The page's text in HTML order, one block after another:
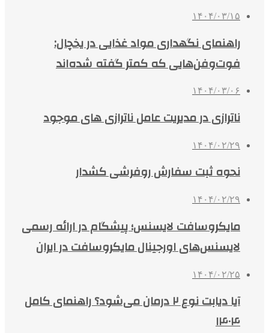
۱۴۰۴/۰۳/۱۵
راهنمای نگهداری مواد غذایی در یخچال:
فوت‌وفن‌هایی که کمتر گفته شده‌اند
۱۴۰۴/۰۳/۰۶
ناترازی در مدیریت عامل ناترازی های موجود
۱۴۰۴/۰۲/۲۹
نحوه ثبت سفارش روفرشی کشدار
۱۴۰۴/۰۲/۲۹
مایکروسافت لایسنس؛ پیشگام در ارائه رسمی
لایسنس‌های اورجینال مایکروسافت در ایران
۱۴۰۴/۰۲/۲۵
آیا دیابت نوع ۲ درمان می‌شود؟ راهنمای کامل
۱۴۰۴